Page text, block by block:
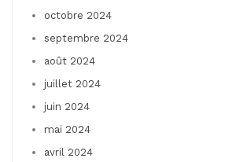
octobre 2024
septembre 2024
août 2024
juillet 2024
juin 2024
mai 2024
avril 2024